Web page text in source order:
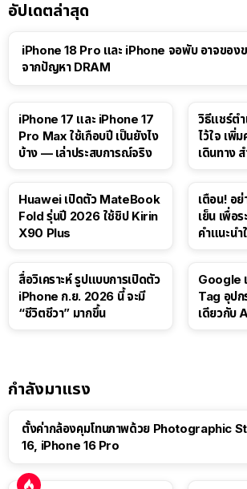
อัปเดตล่าสุด
iPhone 18 Pro และ iPhone จอพับ อาจของ
จากปัญหา DRAM
41:47
iPhone 17 และ iPhone 17
Pro Max ใช้เกือบปี เป็นยังไง
บ้าง — เล่าประสบการณ์จริง
วิธีแชร์ต
ไว้ใจ เพิ่
เดินทาง
Huawei เปิดตัว MateBook
Fold รุ่นปี 2026 ใช้ชิป Kirin
X90 Plus
เตือน! อ
เย็น เพื่อ
คำแนะน
สื่อวิเคราะห์ รูปแบบการเปิดตัว
iPhone ก.ย. 2026 นี้ จะมี
“ชีวิตชีวา” มากขึ้น
Google
Tag อุป
เดียวกับ
กำลังมาแรง
ตั้งค่ากล้องคุมโทนภาพด้วย Photographic
16, iPhone 16 Pro